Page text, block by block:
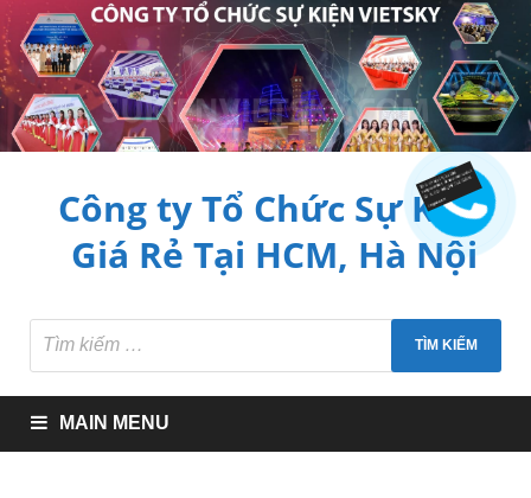
Công ty Tổ Chức Sự Kiện
Giá Rẻ Tại HCM, Hà Nội
MAIN MENU